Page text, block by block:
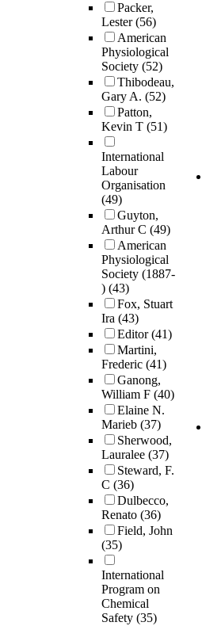
Packer,
Lester(56)
American
Physiological
Society (52)
Thibodeau,
Gary A. (52)
Patton,
Kevin T (51)
International
Labour
Organisation
(49)
Guyton,
Arthur C (49)
American
Physiological
Society (1887-
) (43)
Fox, Stuart
Ira (43)
Editor(41)
Martini,
Frederic (41)
Ganong,
William F (40)
Elaine N.
Marieb (37)
Sherwood,
Lauralee (37)
Steward, F.
C (36)
Dulbecco,
Renato (36)
Field, John
(35)
International
Program on
Chemical
Safety (35)